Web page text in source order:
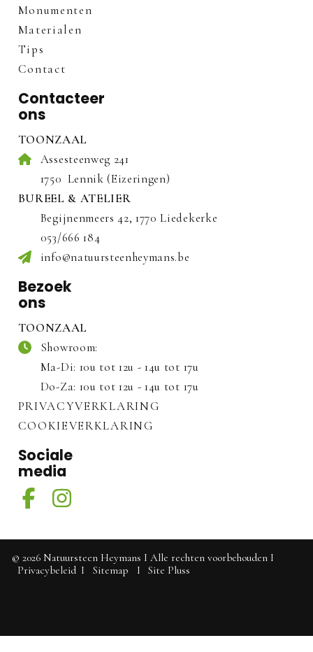
Monumenten
Materialen
Tips
Contact
Contacteer
ons
TOONZAAL
Assesteenweg 241
1750 Lennik (Eizeringen)
BUREEL & ATELIER
Begijnenmeers 42, 1770 Liedekerke
053/666 184
info@natuursteenheymans.be
Bezoek
ons
TOONZAAL
Showroom:
Ma-Di: 10u tot 12u - 14u tot 17u
Do-Za: 10u tot 12u - 14u tot 17u
PRIVACYVERKLARING
COOKIEVERKLARING
Sociale
media
© 2026 Natuursteen Heymans I Alle rechten voorbehouden I
Privacybeleid I Sitemap I Site Pluss